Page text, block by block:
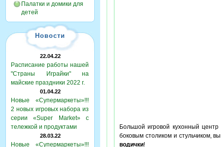
Палатки и домики для
детей
Новости
22.04.22
Расписание работы нашей
"Страны Играйки" на
майские праздники 2022 г.
01.04.22
Новые «Супермаркеты»!!!
2 новых игровых набора из
серии «Super Market» с
тележкой и продуктами
28.03.22
Новые «Супермаркеты»!!!
Большой игровой кухонный
боковым столиком и стульчиком,
водички!